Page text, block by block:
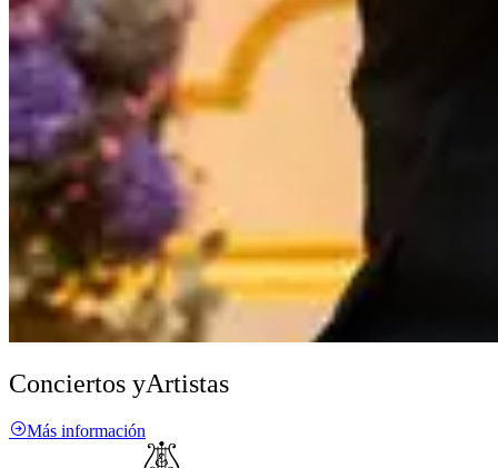
Conciertos yArtistas
Más información